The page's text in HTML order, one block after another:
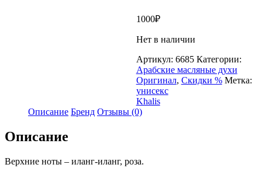
1000₽
Нет в наличии
Артикул: 6685 Категории:
Арабские масляные духи
Оригинал, Скидки % Метка:
унисекс
Khalis
Описание Бренд Отзывы (0)
Описание
Верхние ноты – иланг-иланг, роза.